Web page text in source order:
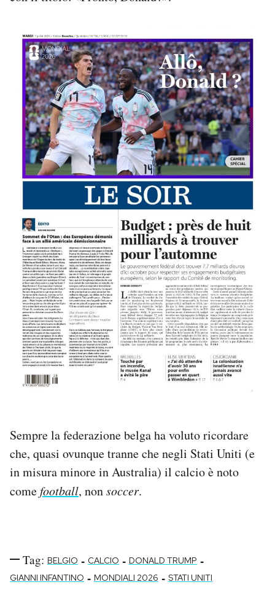
Sempre la federazione belga ha voluto ricordare
che, quasi ovunque tranne che negli Stati Uniti (e
in misura minore in Australia) il calcio è noto
comefootball, nonsoccer.
Tag: BELGIO - CALCIO - DONALD TRUMP -
GIANNI INFANTINO - MONDIALI 2026 - STATI UNITI